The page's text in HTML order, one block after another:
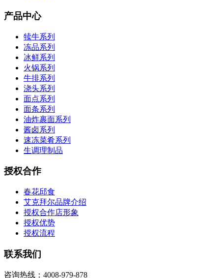
产品中心
犊牛系列
冻品系列
冰鲜系列
火锅系列
牛排系列
浇头系列
面点系列
面条系列
油炸裹面系列
酱卤系列
速冻菜肴系列
生调理制品
授权合作
春花邱食
艾克拜尔品牌介绍
授权合作店形象
授权优势
授权流程
联系我们
咨询热线：4008-979-878